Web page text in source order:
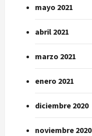
mayo 2021
abril 2021
marzo 2021
enero 2021
diciembre 2020
noviembre 2020